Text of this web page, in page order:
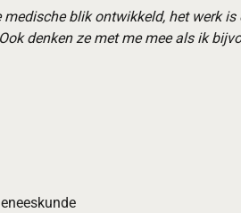
medische blik ontwikkeld, het werk
denken ze met me mee als ik